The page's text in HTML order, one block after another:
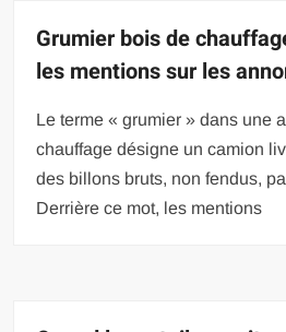
Grumier bois de
les mentions sur les
Le terme « grumier » dans une
chauffage désigne un camion
des billons bruts, non fendus,
Derrière ce mot, les mentions